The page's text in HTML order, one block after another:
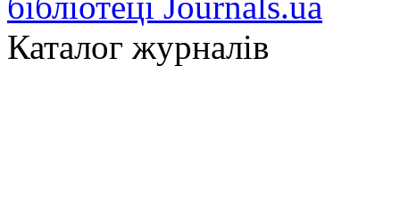
Каталог журналів